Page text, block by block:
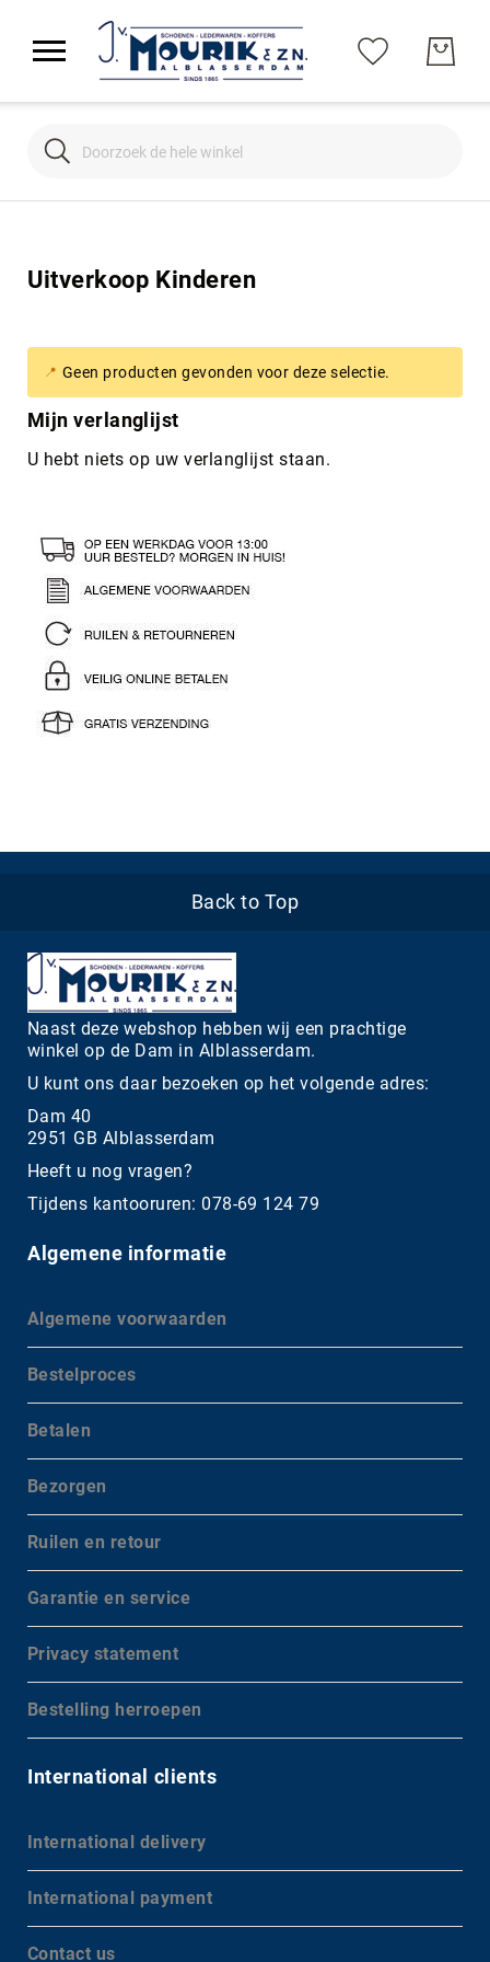
Search
Uitverkoop Kinderen
Geen producten gevonden voor deze selectie.
Mijn verlanglijst
U hebt niets op uw verlanglijst staan.
Back to Top
Naast deze webshop hebben wij een prachtige
winkel op de Dam in Alblasserdam.
U kunt ons daar bezoeken op het volgende adres:
Dam 40
2951 GB Alblasserdam
Heeft u nog vragen?
Tijdens kantooruren: 078-69 124 79
Algemene informatie
Algemene voorwaarden
Bestelproces
Betalen
Bezorgen
Ruilen en retour
Garantie en service
Privacy statement
Bestelling herroepen
International clients
International delivery
International payment
Contact us